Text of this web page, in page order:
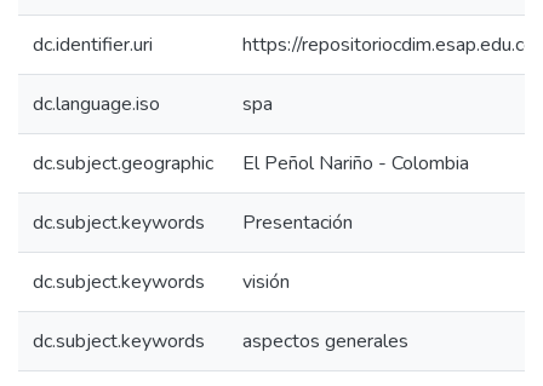
dc.identifier.uri https://
dc.language.iso spa
dc.subject.geographic El Peñol Nariño - Colombia
dc.subject.keywords Presentación
dc.subject.keywords visión
dc.subject.keywords aspectos generales